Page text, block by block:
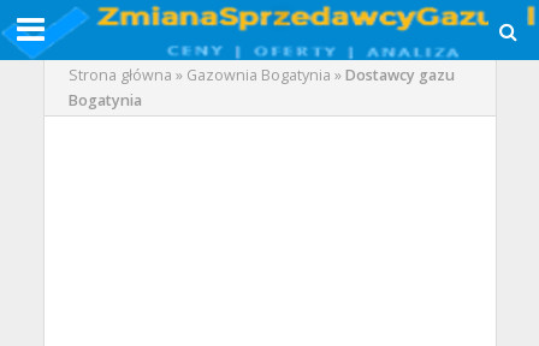
Strona główna » Gazownia Bogatynia »Dostawcy gazu
Bogatynia